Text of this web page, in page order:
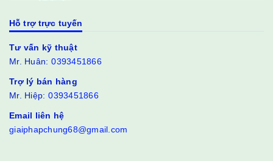
Hỗ trợ trực tuyến
Tư vấn kỹ thuật
Mr. Huân: 0393451866
Trợ lý bán hàng
Mr. Hiệp: 0393451866
Email liên hệ
giaiphapchung68@gmail.com